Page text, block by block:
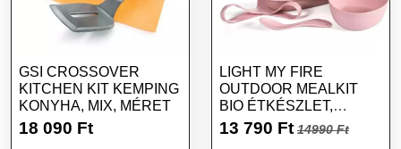
GSI CROSSOVER
KITCHEN KIT KEMPING
KONYHA, MIX, MÉRET
18 090 Ft
LIGHT MY FIRE
OUTDOOR MEALKIT
BIO ÉTKÉSZLET,
RÓZSASZÍN, MÉRET
13 790 Ft 14990 Ft